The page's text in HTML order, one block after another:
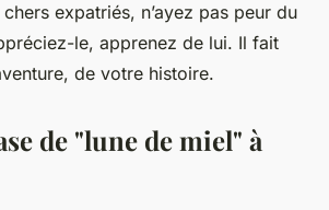
expatriés, n’ayez pas peur du
le, apprenez de lui. Il fait
de votre histoire.
de "lune de miel" à